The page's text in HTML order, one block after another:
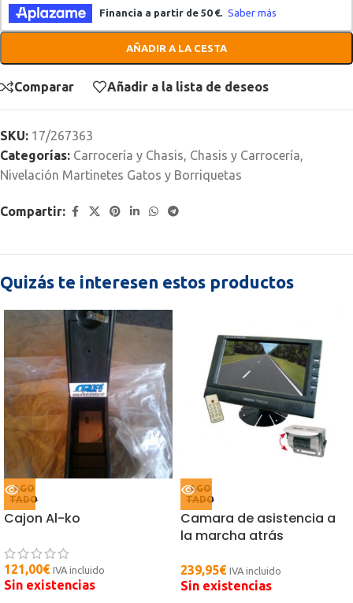
AÑADIR A LA CESTA
Comparar Añadir a la lista de deseos
SKU: 17/267363
Categorías: Carrocería y Chasis, Chasis y Carrocería,
Nivelación Martinetes Gatos y Borriquetas
Compartir:
Quizás te interesen estos productos
AGO
TADO
Cajon Al-ko
121,00€ IVA incluido
Sin existencias
AGO
TADO
Camara de asistencia a
la marcha atrás
239,95€ IVA incluido
Sin existencias